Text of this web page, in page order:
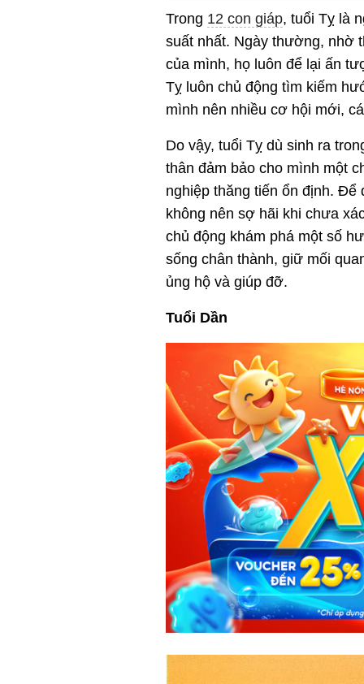
Trong 12 con giáp, tuổi Tỵ là
suất nhất. Ngày thường, nhờ
của mình, họ luôn để lại ấn
Tỵ luôn chủ động tìm kiếm
mình nên nhiều cơ hội mới,
Do vậy, tuổi Tỵ dù sinh ra
thân đảm bảo cho mình một
nghiệp thăng tiến ổn định.
không nên sợ hãi khi chưa
chủ động khám phá một số
sống chân thành, giữ mối
ủng hộ và giúp đỡ.
Tuổi Dần